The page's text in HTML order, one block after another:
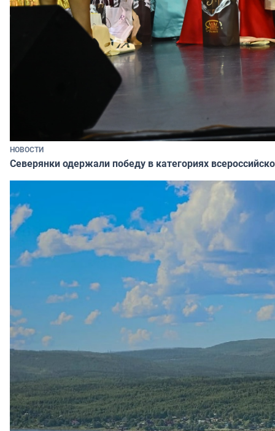
НОВОСТИ
Северянки одержали победу в категориях